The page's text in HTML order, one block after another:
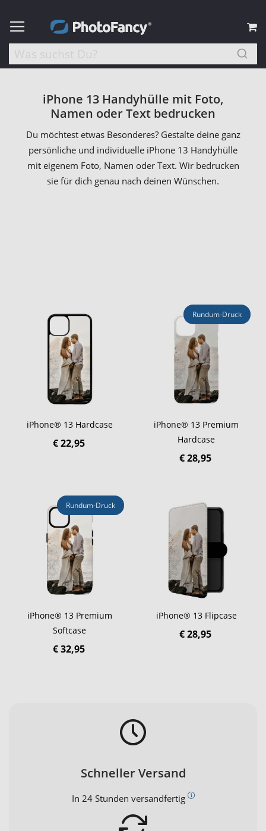
iPhone 13 Handyhülle mit Foto,
Namen oder Text bedrucken
Du möchtest etwas Besonderes? Gestalte deine ganz
persönliche und individuelle iPhone 13 Handyhülle
mit eigenem Foto, Namen oder Text. Wir bedrucken
sie für dich genau nach deinen Wünschen.
iPhone® 13 Hardcase
€ 22,95
Rundum-Druck
iPhone® 13 Premium
Hardcase
€ 28,95
Rundum-Druck
iPhone® 13 Premium
Softcase
€ 32,95
iPhone® 13 Flipcase
€ 28,95
Schneller Versand
In 24 Stunden versandfertig